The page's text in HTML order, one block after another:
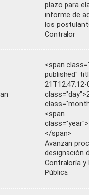
plazo para
informe de
los
Contralor
<span
published"
21T12:47:12-
<span
</span>
Avanzan
designación
Contraloría y
Pública